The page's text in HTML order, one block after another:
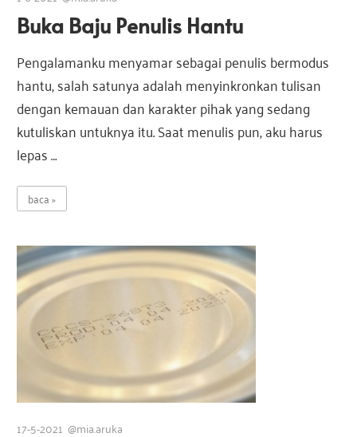
Buka Baju Penulis Hantu
Pengalamanku menyamar sebagai penulis bermodus
hantu, salah satunya adalah menyinkronkan tulisan
dengan kemauan dan karakter pihak yang sedang
kutuliskan untuknya itu. Saat menulis pun, aku harus
lepas …
baca
17-5-2021 @mia.aruka